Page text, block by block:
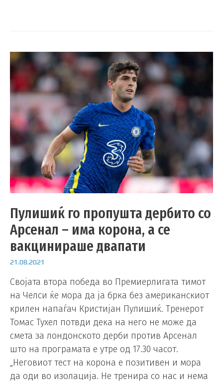
Пулишиќ го пропушта дербито со
Арсенал – има корона, а се
вакцинираше двапати
21.08.2021
Својата втора победа во Премиерлигата тимот
на Челси ќе мора да ја брка без американскиот
крилен напаѓач Кристијан Пулишиќ. Тренерот
Томас Тухел потвди дека на него не може да
смета за лондонското дерби против Арсенал
што на програмата е утре од 17.30 часот.
„Неговиот тест на корона е позитивен и мора
да оди во изолација. Не тренира со нас и нема